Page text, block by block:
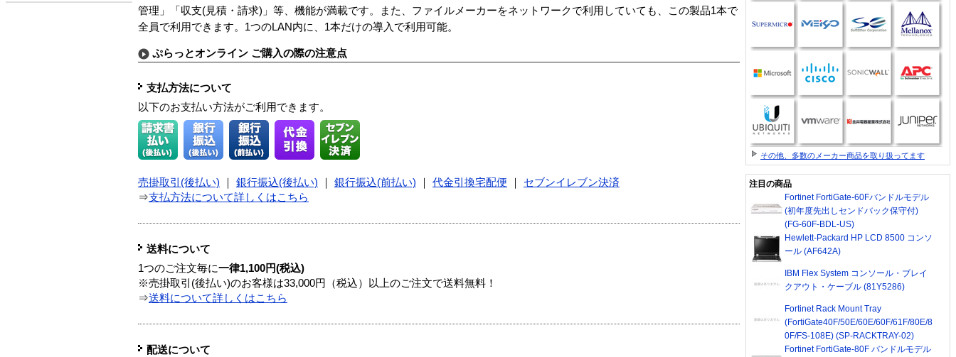
管理」「収支(見積・請求)」等、機能が満載です。また、ファイルメーカーをネットワークで利用していても、この製品1本で
全員で利用できます。1つのLAN内に、1本だけの導入で利用可能。
ぷらっとオンライン ご購入の際の注意点
支払方法について
以下のお支払い方法がご利用できます。
売掛取引(後払い) 銀行振込(後払い) 銀行振込(前払い) 代金引換宅配便
セブンイレブン決済
⇒支払方法について詳しくはこちら
送料について
1つのご注文毎に一律1,100円(税込)
※売掛取引(後払い)のお客様は33,000円（税込）以上のご注文で送料無料！
⇒送料について詳しくはこちら
配送について
その他、多数のメーカー商品を取り扱ってます
注目の商品
Fortinet FortiGate-60Fバンドルモデル
(初年度先出しセンドバック保守付)
(FG-60F-BDL-US)
Hewlett-Packard HP LCD 8500 コンソ
ール (AF642A)
IBM Flex System コンソール・ブレイ
クアウト・ケーブル (81Y5286)
Fortinet Rack Mount Tray
(FortiGate40F/50E/60E/60F/61F/80E/8
0F/FS-108E) (SP-RACKTRAY-02)
Fortinet FortiGate-80F バンドルモデル